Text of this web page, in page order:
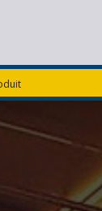
CARONI 70